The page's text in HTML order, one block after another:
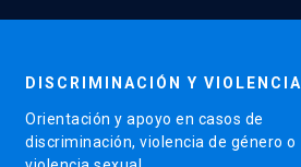
DISCRIMINACIÓN Y VIOLENCIA
Orientación y apoyo en casos de
discriminación, violencia de género o